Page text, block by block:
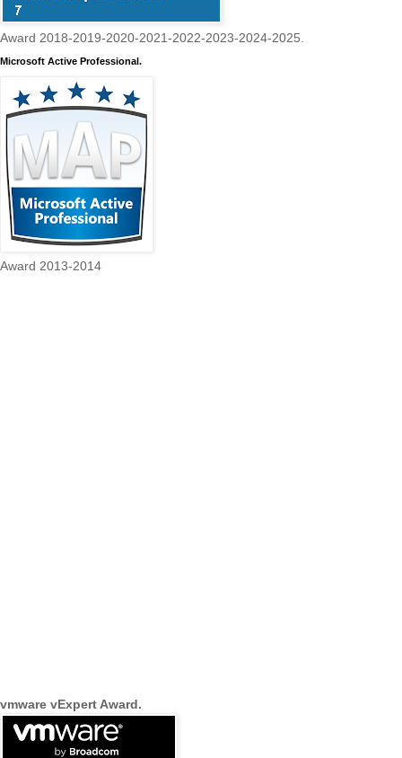
Award 2018-2019-2020-2021-2022-2023-2024-2025.
Microsoft Active Professional.
Award 2013-2014
vmware vExpert Award.